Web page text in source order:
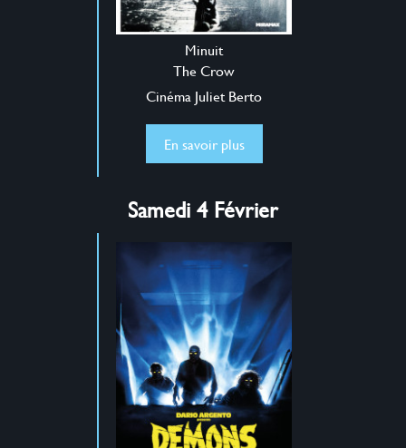
Minuit
The Crow
Cinéma Juliet Berto
En savoir plus
Samedi 4 Février